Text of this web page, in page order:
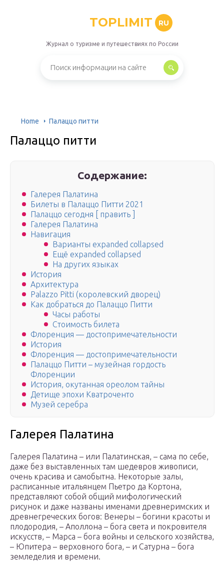
TOPLIMIT RU
Журнал о туризме и путешествиях по России
Home Палаццо питти
Палаццо питти
Содержание:
Галерея Палатина
Билеты в Палаццо Питти 2021
Палаццо сегодня [ править ]
Галерея Палатина
Навигация
Варианты expanded collapsed
Ещё expanded collapsed
На других языках
История
Архитектура
Palazzo Pitti (королевский дворец)
Как добраться до Палаццо Питти
Часы работы
Стоимость билета
Флоренция — достопримечательности
История
Флоренция — достопримечательности
Палаццо Питти – музейная гордость
Флоренции
История, окутанная ореолом тайны
Детище эпохи Кватроченто
Музей серебра
Галерея Палатина
Галерея Палатина – или Палатинская, – сама по себе,
даже без выставленных там шедевров живописи,
очень красива и самобытна. Некоторые залы,
расписанные итальянцем Пьетро да Кортона,
представляют собой общий мифологический
рисунок и даже названы именами древнеримских и
древнегреческих богов: Венеры – богини красоты и
плодородия, – Аполлона – бога света и покровителя
искусств, – Марса – бога войны и сельского хозяйства,
– Юпитера – верховного бога, – и Сатурна – бога
земледелия и времени.